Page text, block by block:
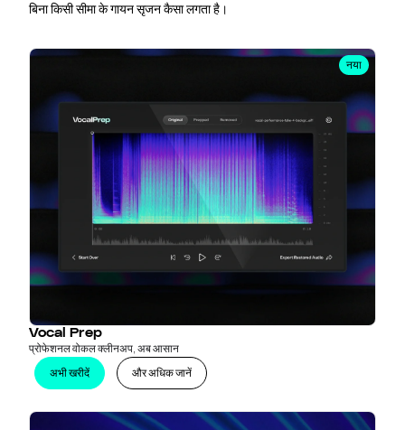
बिना किसी सीमा के गायन सृजन कैसा लगता है।
नया
Vocal Prep
प्रोफेशनल वोकल क्लीनअप, अब आसान
अभी खरीदें
और अधिक जानें